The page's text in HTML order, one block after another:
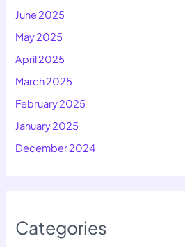
June 2025
May 2025
April 2025
March 2025
February 2025
January 2025
December 2024
Categories